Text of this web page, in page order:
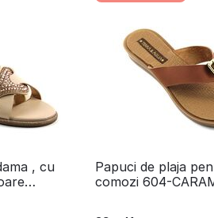
, cu
Papuci de plaja
comozi 604-